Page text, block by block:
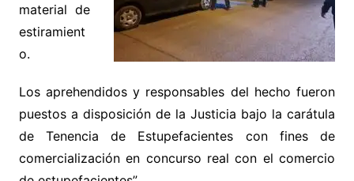
material de
estiramient
o.
Los aprehendidos y responsables del hecho fueron
puestos a disposición de la Justicia bajo la carátula
de Tenencia de Estupefacientes con fines de
comercialización en concurso real con el comercio